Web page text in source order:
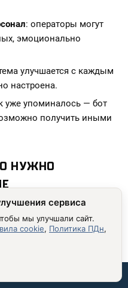
: операторы могут
эмоционально
улучшается с каждым
настроена.
уже упоминалось — бот
получить иными
НУЖНО
бот может придумать
Например: «У нас есть
— хотя такого не
финансах, медицине
генерацию
сервиса
мы улучшали сайт.
cookie, Политика ПДн,